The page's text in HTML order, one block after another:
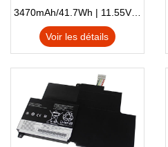
3470mAh/41.7Wh | 11.55V | Li-ion ...
Voir les détails